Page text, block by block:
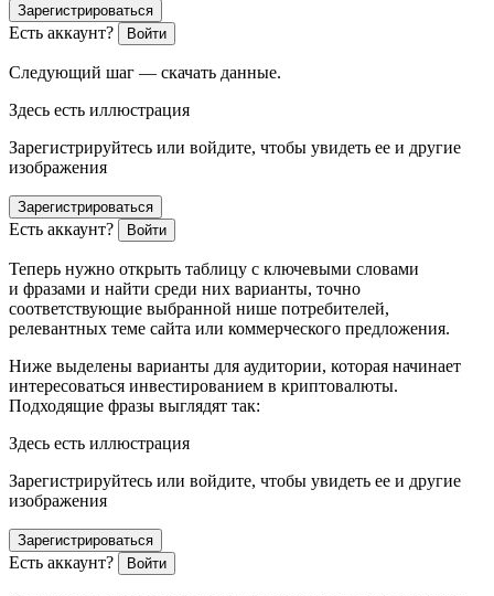
Зарегистрироваться
Есть аккаунт? Войти
Следующий шаг — скачать данные.
Здесь есть иллюстрация
Зарегистрируйтесь или войдите, чтобы увидеть ее и другие
изображения
Зарегистрироваться
Есть аккаунт? Войти
Теперь нужно открыть таблицу с ключевыми словами
и фразами и найти среди них варианты, точно
соответствующие выбранной нише потребителей,
релевантных теме сайта или коммерческого предложения.
Ниже выделены варианты для аудитории, которая начинает
интересоваться инвестированием в криптовалюты.
Подходящие фразы выглядят так:
Здесь есть иллюстрация
Зарегистрируйтесь или войдите, чтобы увидеть ее и другие
изображения
Зарегистрироваться
Есть аккаунт? Войти